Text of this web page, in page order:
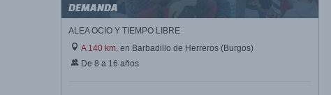
DEMANDA
ALEA OCIO Y TIEMPO LIBRE
A 140 km,en Barbadillo de Herreros (Burgos)
De 8 a 16 años